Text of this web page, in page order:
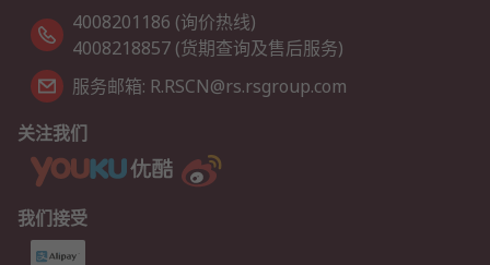
4008201186 (询价热线)
4008218857 (货期查询及售后服务)
服务邮箱: R.RSCN@rs.rsgroup.com
关注我们
我们接受